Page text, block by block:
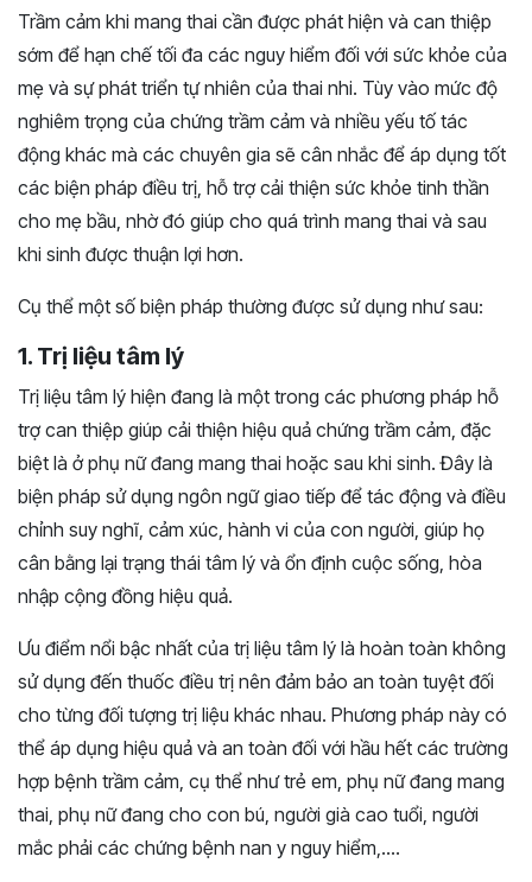
Trầm cảm khi mang thai cần được phát hiện và can thiệp
sớm để hạn chế tối đa các nguy hiểm đối với sức khỏe của
mẹ và sự phát triển tự nhiên của thai nhi. Tùy vào mức độ
nghiêm trọng của chứng trầm cảm và nhiều yếu tố tác
động khác mà các chuyên gia sẽ cân nhắc để áp dụng tốt
các biện pháp điều trị, hỗ trợ cải thiện sức khỏe tinh thần
cho mẹ bầu, nhờ đó giúp cho quá trình mang thai và sau
khi sinh được thuận lợi hơn.
Cụ thể một số biện pháp thường được sử dụng như sau:
1. Trị liệu tâm lý
Trị liệu tâm lý hiện đang là một trong các phương pháp hỗ
trợ can thiệp giúp cải thiện hiệu quả chứng trầm cảm, đặc
biệt là ở phụ nữ đang mang thai hoặc sau khi sinh. Đây là
biện pháp sử dụng ngôn ngữ giao tiếp để tác động và điều
chỉnh suy nghĩ, cảm xúc, hành vi của con người, giúp họ
cân bằng lại trạng thái tâm lý và ổn định cuộc sống, hòa
nhập cộng đồng hiệu quả.
Ưu điểm nổi bậc nhất của trị liệu tâm lý là hoàn toàn không
sử dụng đến thuốc điều trị nên đảm bảo an toàn tuyệt đối
cho từng đối tượng trị liệu khác nhau. Phương pháp này có
thể áp dụng hiệu quả và an toàn đối với hầu hết các trường
hợp bệnh trầm cảm, cụ thể như trẻ em, phụ nữ đang mang
thai, phụ nữ đang cho con bú, người già cao tuổi, người
mắc phải các chứng bệnh nan y nguy hiểm,….